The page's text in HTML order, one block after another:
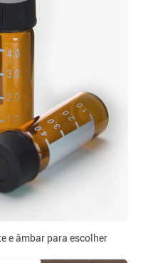
e âmbar para escolher